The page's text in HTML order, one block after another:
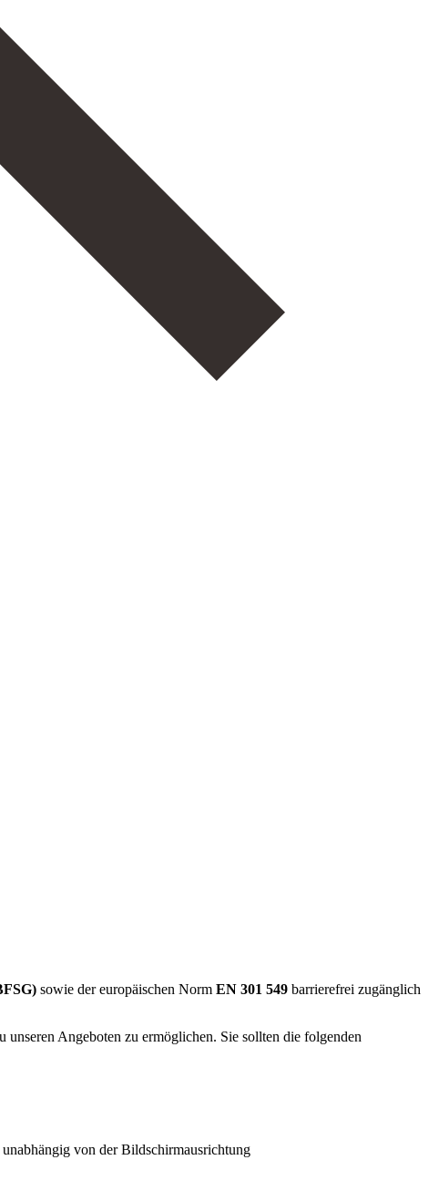
sowie der europäischen Norm EN 301 549 barrierefrei zugänglich
Angeboten zu ermöglichen. Sie sollten die folgenden
von der Bildschirmausrichtung